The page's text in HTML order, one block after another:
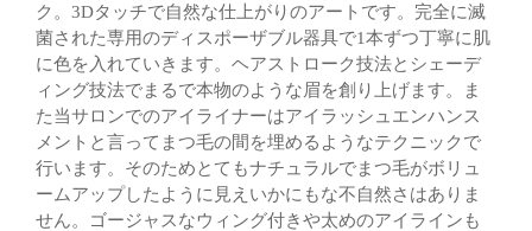
ク。3Dタッチで自然な仕上がりのアートです。完全に滅
菌された専用のディスポーザブル器具で1本ずつ丁寧に肌
に色を入れていきます。ヘアストローク技法とシェーデ
ィング技法でまるで本物のような眉を創り上げます。ま
た当サロンでのアイライナーはアイラッシュエンハンス
メントと言ってまつ毛の間を埋めるようなテクニックで
行います。そのためとてもナチュラルでまつ毛がボリュ
ームアップしたように見えいかにもな不自然さはありま
せん。ゴージャスなウィング付きや太めのアイラインも